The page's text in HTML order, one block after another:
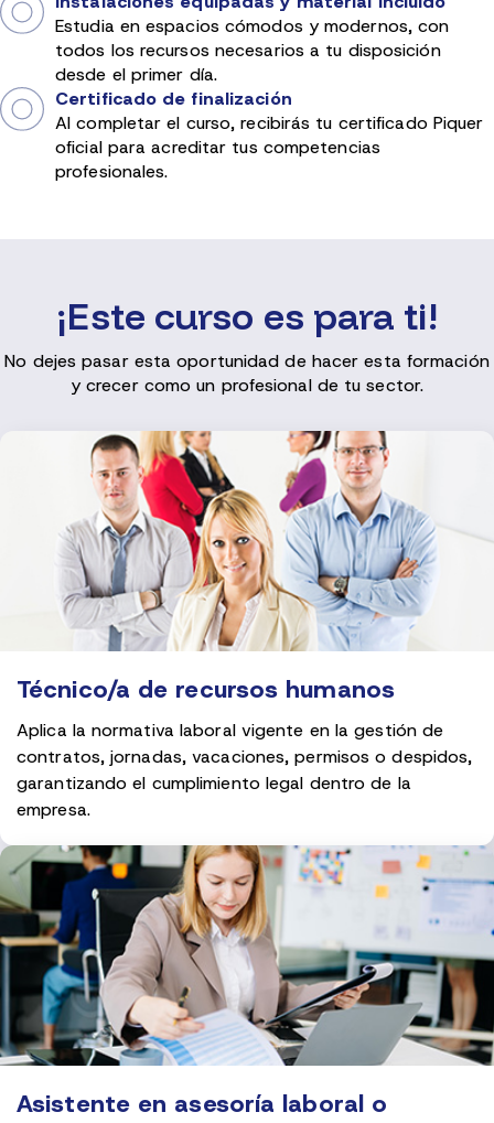
Estudia en espacios cómodos y modernos, con
todos los recursos necesarios a tu disposición
desde el primer día.
Certificado de finalización
Al completar el curso, recibirás tu certificado Piquer
oficial para acreditar tus competencias
profesionales.
¡Este curso es para ti!
No dejes pasar esta oportunidad de hacer esta formación
y crecer como un profesional de tu sector.
Técnico/a de recursos humanos
Aplica la normativa laboral vigente en la gestión de
contratos, jornadas, vacaciones, permisos o despidos,
garantizando el cumplimiento legal dentro de la
empresa.
Asistente en asesoría laboral o